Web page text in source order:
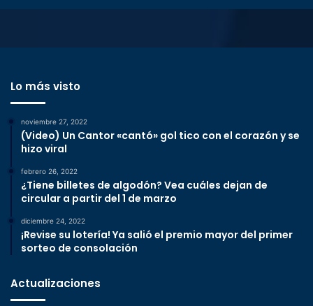
Lo más visto
noviembre 27, 2022
(Video) Un Cantor «cantó» gol tico con el corazón y se
hizo viral
febrero 26, 2022
¿Tiene billetes de algodón? Vea cuáles dejan de
circular a partir del 1 de marzo
diciembre 24, 2022
¡Revise su lotería! Ya salió el premio mayor del primer
sorteo de consolación
Actualizaciones